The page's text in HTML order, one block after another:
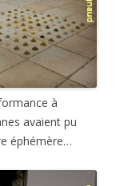
à
avaient pu
éphémère…